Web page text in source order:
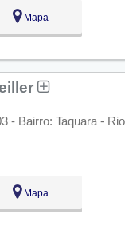
Mapa
- Bairro: Taquara -
Mapa